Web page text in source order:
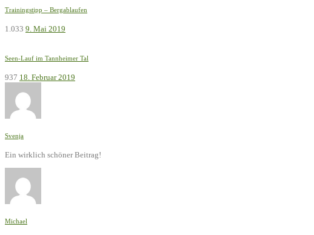
Trainingstipp – Bergablaufen
1.033 9. Mai 2019
Seen-Lauf im Tannheimer Tal
937 18. Februar 2019
Svenja
Ein wirklich schöner Beitrag!
Michael